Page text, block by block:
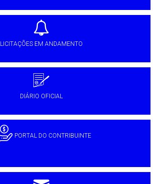
LICITAÇÕES EM ANDAMENTO
DIÁRIO OFICIAL
PORTAL DO CONTRIBUINTE